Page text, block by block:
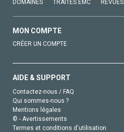
DOMAINES TRAITÉS EMC REVUES
MON COMPTE
CRÉER UN COMPTE
AIDE & SUPPORT
Contactez-nous / FAQ
Qui sommes-nous ?
Mentions légales
© - Avertissements
Termes et conditions d'utilisation